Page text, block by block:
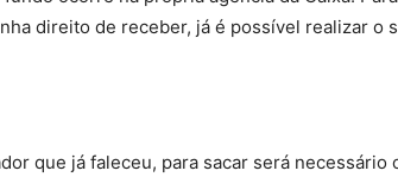
direito de receber, já é possível realizar o
que já faleceu, para sacar será necessário